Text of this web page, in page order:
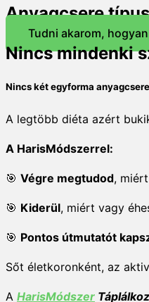
Anyagcsere
Tudni akarom,
Nincs mindenki
Nincs két egyforma
A legtöbb diéta azért
A HarisMódszerrel:
🎯 Végre megtudod,
🎯 Kiderül, miért vagy
🎯 Pontos útmutatót
Sőt életkoronként, az
A HarisMódszer